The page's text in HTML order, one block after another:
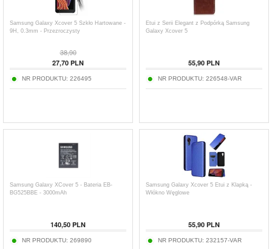
Samsung Galaxy Xcover 5 Szkło Hartowane -
9H, 0.3mm - Przezroczysty
38,90
27,70 PLN
NR PRODUKTU: 226495
Etui z Serii Elegant z Podpórką Samsung
Galaxy Xcover 5
55,90 PLN
NR PRODUKTU: 226548-VAR
Samsung Galaxy XCover 5 - Bateria EB-
BG525BBE - 3000mAh
140,50 PLN
NR PRODUKTU: 269890
Samsung Galaxy Xcover 5 Etui z Klapką -
Włókno Węglowe
55,90 PLN
NR PRODUKTU: 232157-VAR